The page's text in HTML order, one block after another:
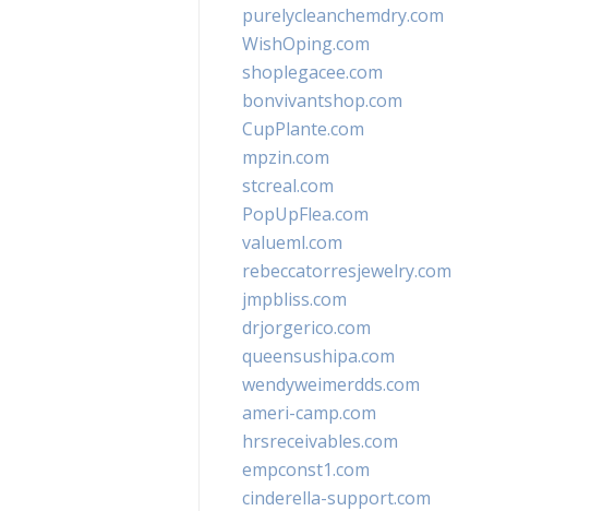
purelycleanchemdry.com
WishOping.com
shoplegacee.com
bonvivantshop.com
CupPlante.com
mpzin.com
stcreal.com
PopUpFlea.com
valueml.com
rebeccatorresjewelry.com
jmpbliss.com
drjorgerico.com
queensushipa.com
wendyweimerdds.com
ameri-camp.com
hrsreceivables.com
empconst1.com
cinderella-support.com